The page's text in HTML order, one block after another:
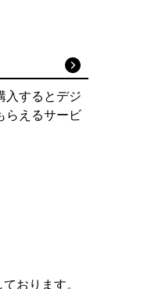
入するとデジ
らえるサービ
おります。